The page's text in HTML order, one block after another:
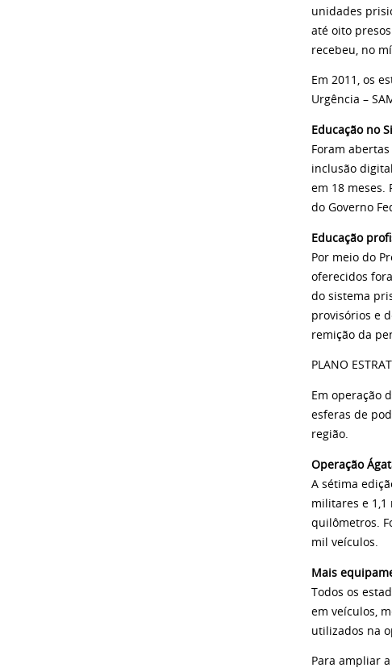
unidades
até oito
recebeu, no
Em 2011, os
Urgência –
Educação no
Foram
inclusão
em 18 meses.
do Governo
Educação
Por meio do
oferecidos
do sistema
provisórios e
remição da
PLANO
Em operação
esferas de
região.
Operação
A sétima
militares e 1,1
quilômetros.
mil veículos.
Mais
Todos os
em veículos,
utilizados na
Para ampliar